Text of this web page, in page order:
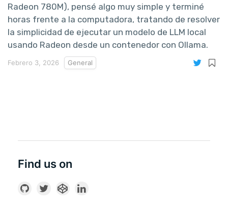
Radeon 780M), pensé algo muy simple y terminé
horas frente a la computadora, tratando de resolver
la simplicidad de ejecutar un modelo de LLM local
usando Radeon desde un contenedor con Ollama.
Febrero 3, 2026 General
Find us on